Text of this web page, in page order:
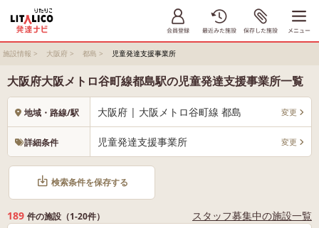
施設情報 > 大阪府 > 都島 > 児童発達支援事業所
大阪府大阪メトロ谷町線都島駅の児童発達支援事業所一覧
地域・路線/駅 大阪府 | 大阪メトロ谷町線 都島 変更
詳細条件 児童発達支援事業所 変更
検索条件を保存する
189 件の施設（1-20件） スタッフ募集中の施設一覧